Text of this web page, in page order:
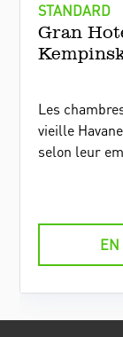
STANDARD
Gran
Les
vieille
selon leur
EN